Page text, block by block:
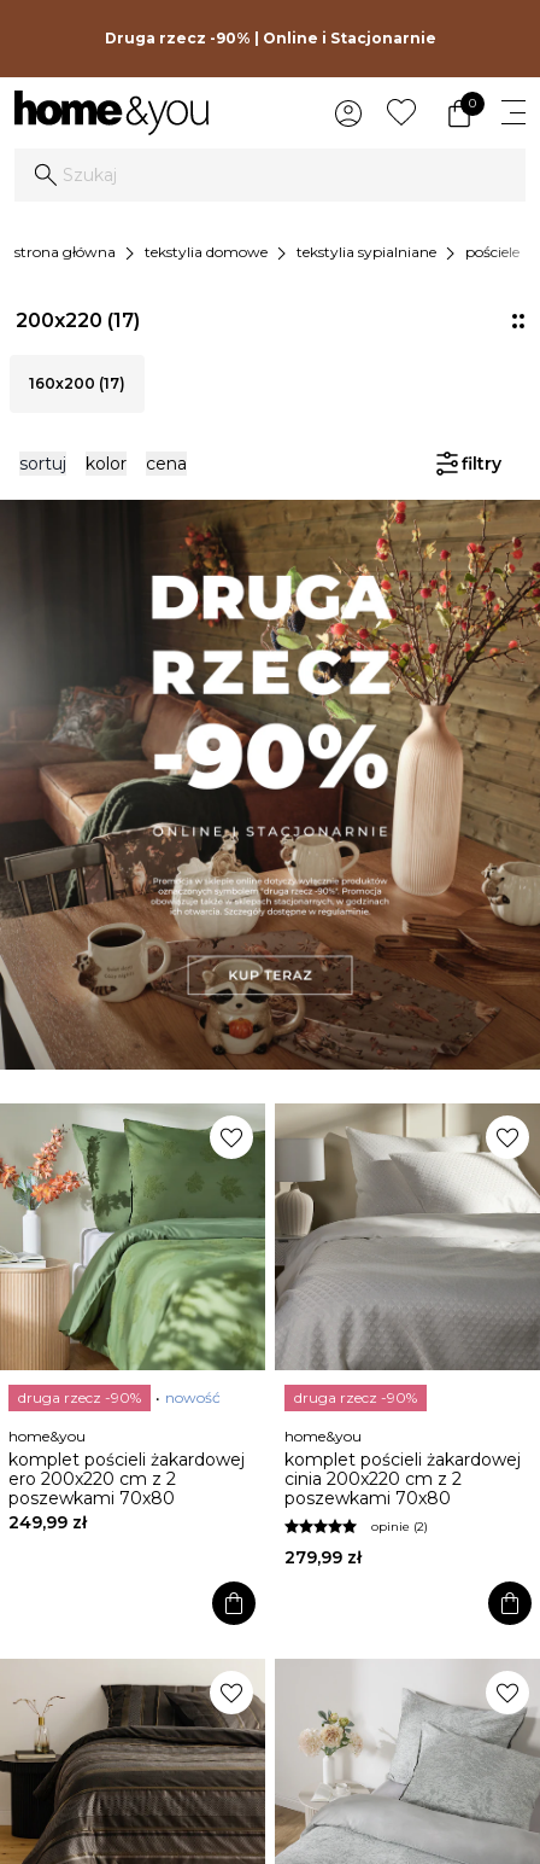
Druga rzecz -90% | Online i Stacjonarnie
0
strona główna chevron_right tekstylia domowe chevron_right tekstylia sypialniane chevron_right pościele
200x220 (17)
160x200 (17)
sortuj kolor cena filtry
favorite
druga rzecz -90% nowość
home&you
komplet pościeli żakardowej
ero 200x220 cm z 2
poszewkami 70x80
249,99 zł
shopping_bag
favorite
druga rzecz -90%
home&you
komplet pościeli żakardowej
cinia 200x220 cm z 2
poszewkami 70x80
opinie (2)
279,99 zł
shopping_bag
favorite favorite